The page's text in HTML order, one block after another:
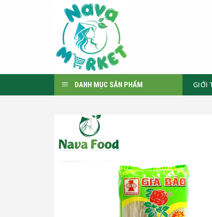
DANH MỤC SẢN PHẨM GIỚI